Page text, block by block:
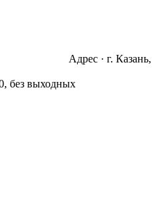
Адрес · г. Казань,
без выходных